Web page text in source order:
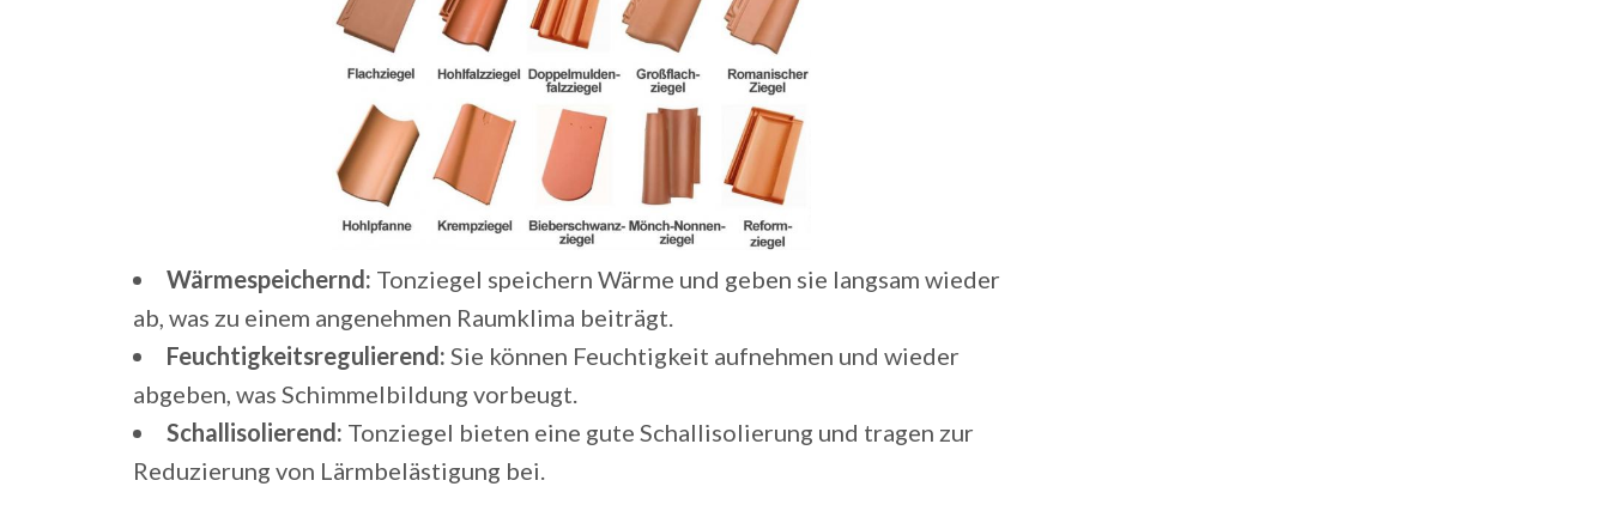
Wärmespeichernd: Tonziegel speichern Wärme und geben sie langsam wieder
ab, was zu einem angenehmen Raumklima beiträgt.
Feuchtigkeitsregulierend: Sie können Feuchtigkeit aufnehmen und wieder
abgeben, was Schimmelbildung vorbeugt.
Schallisolierend: Tonziegel bieten eine gute Schallisolierung und tragen zur
Reduzierung von Lärmbelästigung bei.